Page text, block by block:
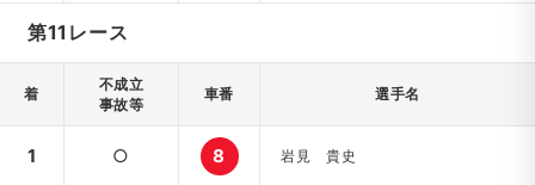
第11レース
着
不成立
事故等
車番 選手名
1 ○ 8 岩見 貴史